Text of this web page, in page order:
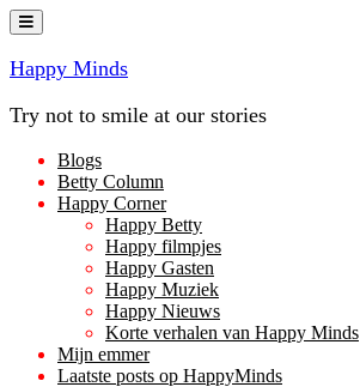
Ga
naar
de
inhoud
Happy Minds
Try not to smile at our stories
Blogs
Betty Column
Happy Corner
Happy Betty
Happy filmpjes
Happy Gasten
Happy Muziek
Happy Nieuws
Korte verhalen van Happy Minds
Mijn emmer
Laatste posts op HappyMinds